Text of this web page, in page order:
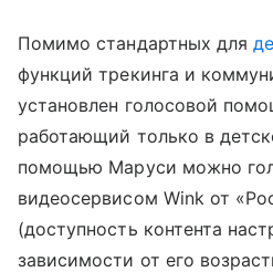
Помимо стандартных для
функций трекинга и
установлен голосовой
работающий только в
помощью Маруси можно
видеосервисом Wink от
(доступность контента
зависимости от его